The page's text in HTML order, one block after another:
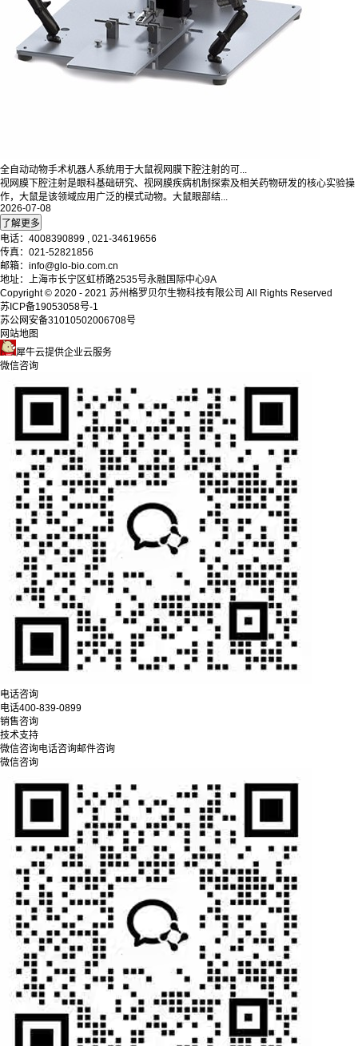
全自动动物手术机器人系统用于大鼠视网膜下腔注射的可...
视网膜下腔注射是眼科基础研究、视网膜疾病机制探索及相关药物研发的核心实验操
作，大鼠是该领域应用广泛的模式动物。大鼠眼部结...
2026-07-08
电话：4008390899 , 021-34619656
传真：021-52821856
邮箱：info@glo-bio.com.cn
地址：上海市长宁区虹桥路2535号永融国际中心9A
Copyright © 2020 - 2021 苏州格罗贝尔生物科技有限公司 All Rights Reserved
苏ICP备19053058号-1
苏公网安备31010502006708号
网站地图
犀牛云提供企业云服务
微信咨询
电话咨询
电话400-839-0899
销售咨询
技术支持
微信咨询电话咨询邮件咨询
微信咨询